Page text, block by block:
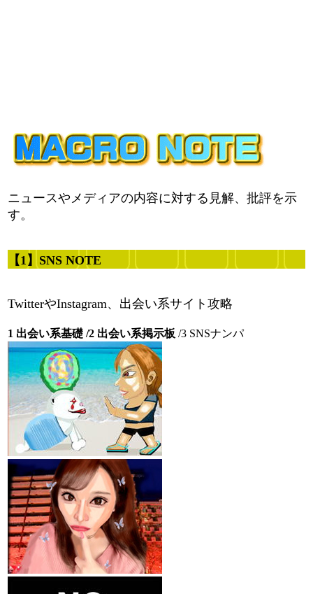
ニュースやメディアの内容に対する見解、批評を示
す。
【1】SNS NOTE
TwitterやInstagram、出会い系サイト攻略
1 出会い系基礎 /2 出会い系掲示板 /3 SNSナンパ